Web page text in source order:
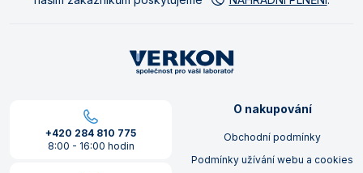
+420 284 810 775
8:00 - 16:00 hodin
O nakupování
Obchodní podmínky
Podmínky užívání webu a cookies